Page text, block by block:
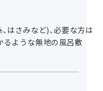
はさみなど)、必要な方は
るような無地の風呂敷